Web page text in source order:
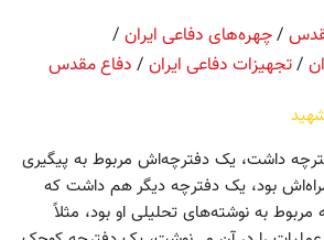
/چهره‌های دفاعی ایران /
/تجهیزات دفاعی ایران / دفاع مقدس
داشت، یک دفترچه‌اش مربوط به پیگیری
بود، یک دفترچه دیگر هم داشت که
مربوط به نوشته‌های تحلیلی او بود، مثلاً